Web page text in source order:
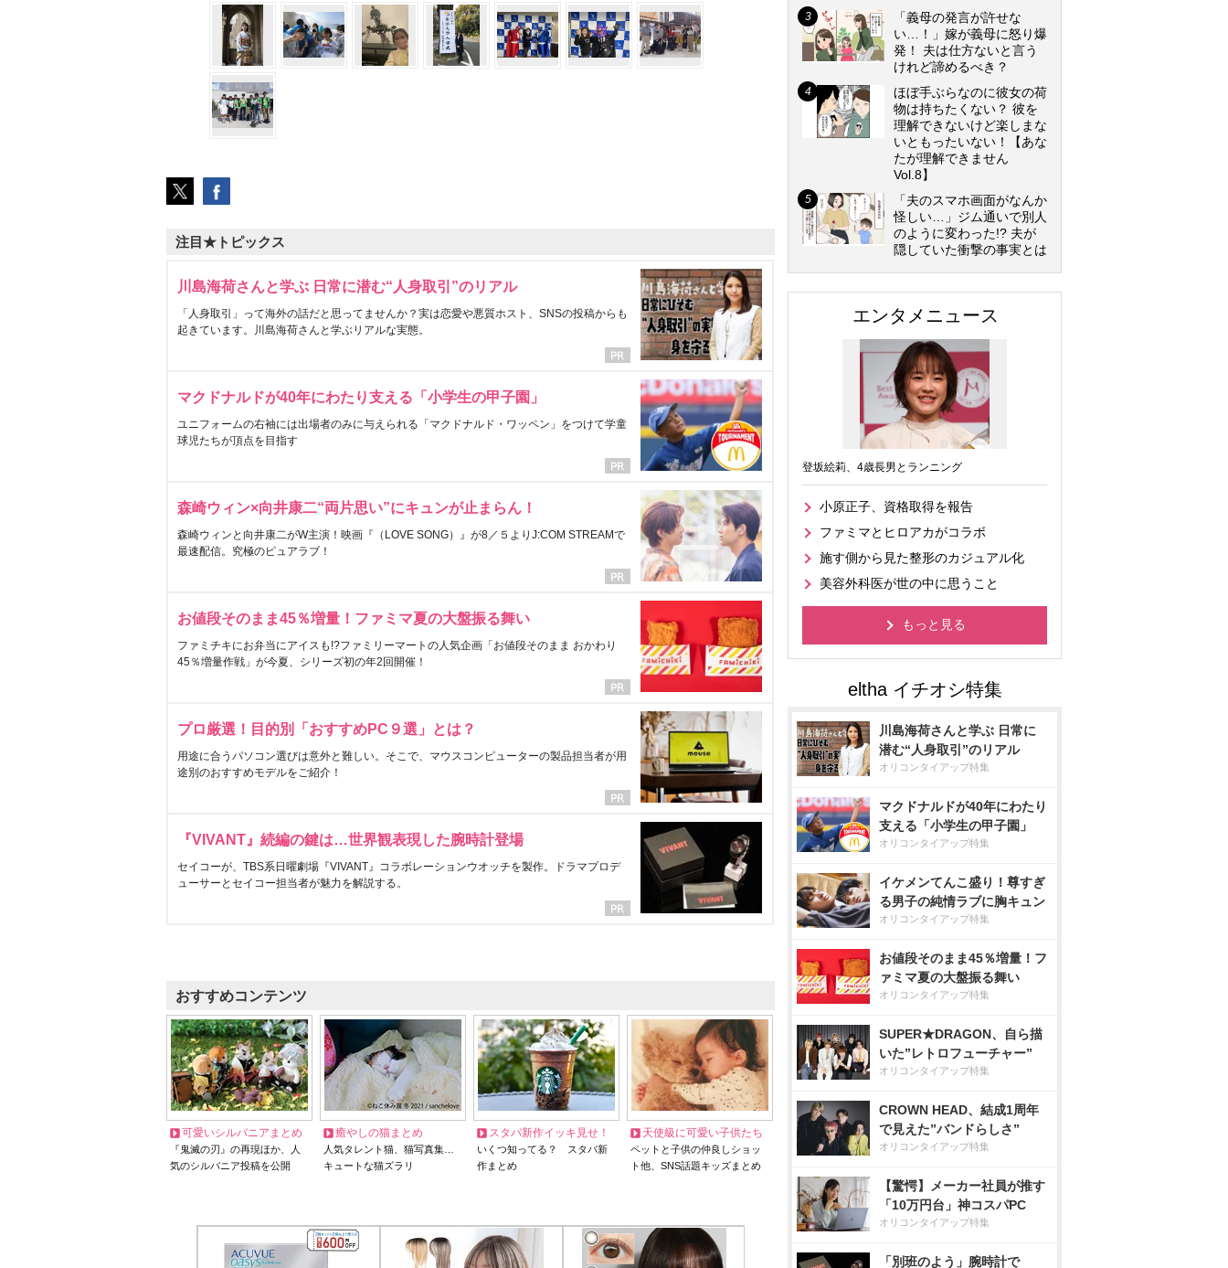
注目★トピックス
川島海荷さんと学ぶ 日常に潜む“人身取引”のリアル
「人身取引」って海外の話だと思ってませんか？実は恋愛や悪質ホスト、SNSの投稿からも
起きています。川島海荷さんと学ぶリアルな実態。
マクドナルドが40年にわたり支える「小学生の甲子園」
ユニフォームの右袖には出場者のみに与えられる「マクドナルド・ワッペン」をつけて学童
球児たちが頂点を目指す
森崎ウィン×向井康二“両片思い”にキュンが止まらん！
森崎ウィンと向井康二がW主演！映画『（LOVE SONG）』が8／５よりJ:COM STREAMで
最速配信。究極のピュアラブ！
お値段そのまま45％増量！ファミマ夏の大盤振る舞い
ファミチキにお弁当にアイスも!?ファミリーマートの人気企画「お値段そのまま おかわり
45％増量作戦」が今夏、シリーズ初の年2回開催！
プロ厳選！目的別「おすすめPC９選」とは？
用途に合うパソコン選びは意外と難しい。そこで、マウスコンピューターの製品担当者が用
途別のおすすめモデルをご紹介！
『VIVANT』続編の鍵は…世界観表現した腕時計登場
セイコーが、TBS系日曜劇場『VIVANT』コラボレーションウオッチを製作。ドラマプロデ
ューサーとセイコー担当者が魅力を解説する。
おすすめコンテンツ
可愛いシルバニアまとめ
『鬼滅の刃』の再現ほか、人
気のシルバニア投稿を公開
癒やしの猫まとめ
人気タレント猫、猫写真集…
キュートな猫ズラリ
スタバ新作イッキ見せ！
いくつ知ってる？ スタバ新
作まとめ
天使級に可愛い子供たち
ペットと子供の仲良しショッ
ト他、SNS話題キッズまとめ
「義母の発言が許せな
い…！」嫁が義母に怒り爆
発！ 夫は仕方ないと言う
けれど諦めるべき？
ほぼ手ぶらなのに彼女の荷
物は持ちたくない？ 彼を
理解できないけど楽しまな
いともったいない！【あな
たが理解できません
Vol.8】
「夫のスマホ画面がなんか
怪しい…」ジム通いで別人
のように変わった!? 夫が
隠していた衝撃の事実とは
エンタメニュース
登坂絵莉、4歳長男とランニング
小原正子、資格取得を報告
ファミマとヒロアカがコラボ
施す側から見た整形のカジュアル化
美容外科医が世の中に思うこと
もっと見る
川島海荷さんと学ぶ 日常に
潜む“人身取引”のリアル
オリコンタイアップ特集
マクドナルドが40年にわたり
支える「小学生の甲子園」
オリコンタイアップ特集
イケメンてんこ盛り！尊すぎ
る男子の純情ラブに胸キュン
オリコンタイアップ特集
お値段そのまま45％増量！フ
ァミマ夏の大盤振る舞い
オリコンタイアップ特集
SUPER★DRAGON、自ら描
いた”レトロフューチャー”
オリコンタイアップ特集
CROWN HEAD、結成1周年
で見えた”バンドらしさ”
オリコンタイアップ特集
【驚愕】メーカー社員が推す
「10万円台」神コスパPC
オリコンタイアップ特集
「別班のよう」腕時計で